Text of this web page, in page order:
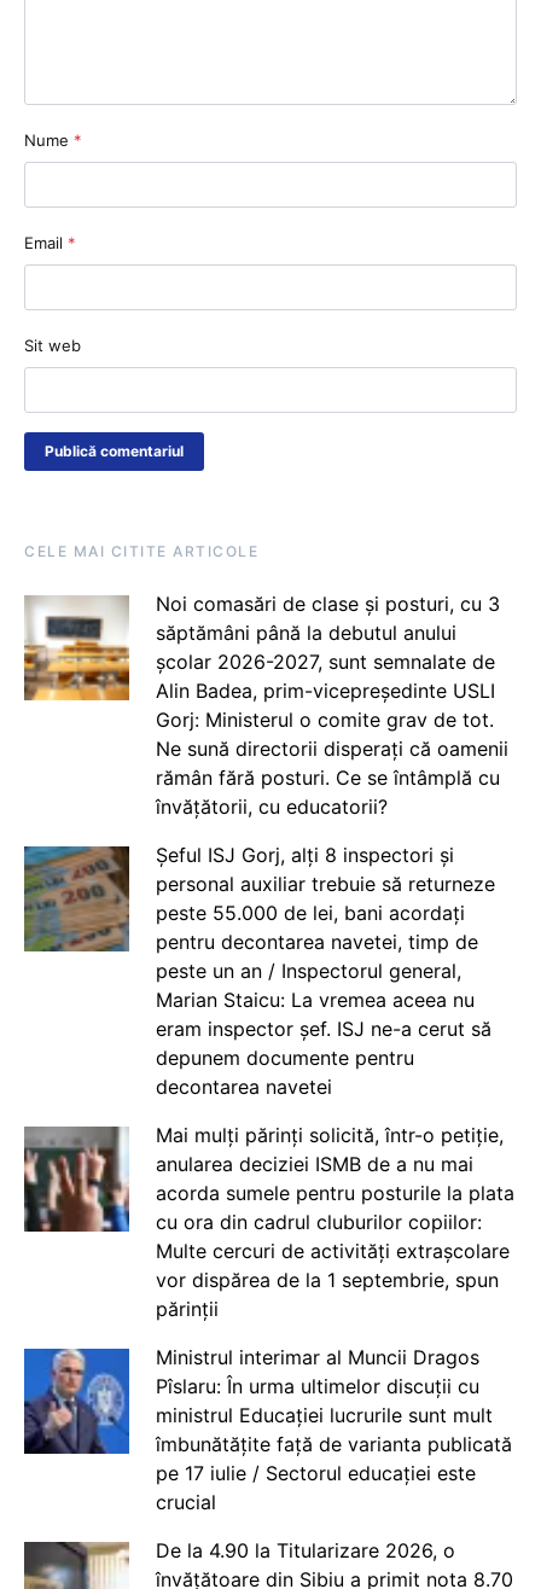
Nume *
Email *
Sit web
CELE MAI CITITE ARTICOLE
Noi comasări de clase și posturi, cu 3
săptămâni până la debutul anului
școlar 2026-2027, sunt semnalate de
Alin Badea, prim-vicepreședinte USLI
Gorj: Ministerul o comite grav de tot.
Ne sună directorii disperați că oamenii
rămân fără posturi. Ce se întâmplă cu
învățătorii, cu educatorii?
Șeful ISJ Gorj, alți 8 inspectori și
personal auxiliar trebuie să returneze
peste 55.000 de lei, bani acordați
pentru decontarea navetei, timp de
peste un an / Inspectorul general,
Marian Staicu: La vremea aceea nu
eram inspector șef. ISJ ne-a cerut să
depunem documente pentru
decontarea navetei
Mai mulți părinți solicită, într-o petiție,
anularea deciziei ISMB de a nu mai
acorda sumele pentru posturile la plata
cu ora din cadrul cluburilor copiilor:
Multe cercuri de activități extrașcolare
vor dispărea de la 1 septembrie, spun
părinții
Ministrul interimar al Muncii Dragos
Pîslaru: În urma ultimelor discuții cu
ministrul Educației lucrurile sunt mult
îmbunătățite față de varianta publicată
pe 17 iulie / Sectorul educației este
crucial
De la 4.90 la Titularizare 2026, o
învățătoare din Sibiu a primit nota 8.70